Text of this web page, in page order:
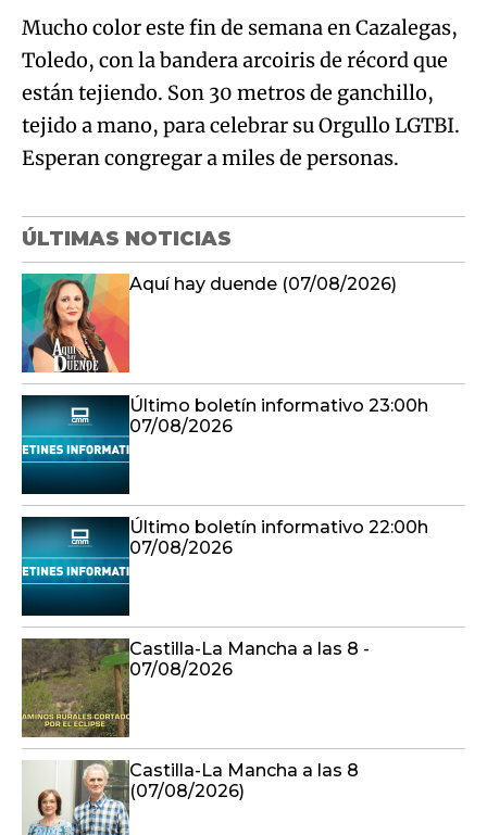
Mucho color este fin de semana en Cazalegas,
Toledo, con la bandera arcoiris de récord que
están tejiendo. Son 30 metros de ganchillo,
tejido a mano, para celebrar su Orgullo LGTBI.
Esperan congregar a miles de personas.
ÚLTIMAS NOTICIAS
Aquí hay duende (07/08/2026)
Último boletín informativo 23:00h
07/08/2026
Último boletín informativo 22:00h
07/08/2026
Castilla-La Mancha a las 8 -
07/08/2026
Castilla-La Mancha a las 8
(07/08/2026)